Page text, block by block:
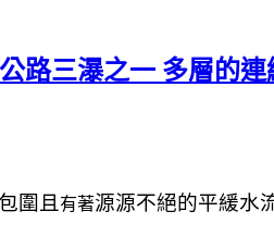
路三瀑之一 多層的
圍且 有著源源不絕的平緩水